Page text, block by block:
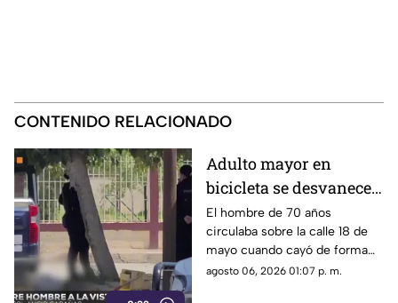
CONTENIDO RELACIONADO
Adulto mayor en
bicicleta se desvanece y
pierde la vida en la
colonia Lucio Cabañas
El hombre de 70 años
circulaba sobre la calle 18 de
mayo cuando cayó de forma
repentina; paramédicos
agosto 06, 2026 01:07 p. m.